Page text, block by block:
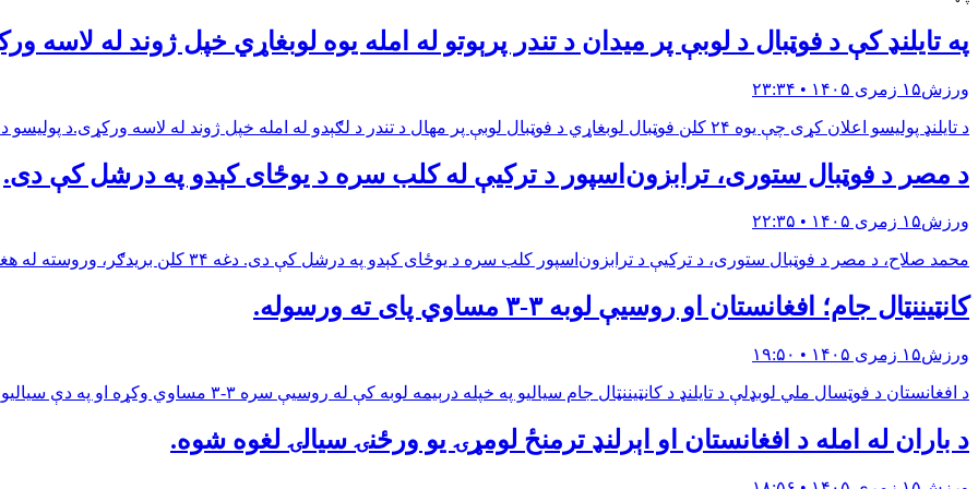
په تایلنډ کې د فوټبال د لوبې پر میدان د تندر پرېوتو له امله یوه لوبغاړي خپل ژوند له لاسه
ورزش۱۵ زمری ۱۴۰۵ • ۲۳:۳۴
د تایلنډ پولیسو اعلان کړی چې یوه ۲۴ کلن فوټبال لوبغاړي د فوټبال لوبې پر مهال د تندر د لګېدو له امله خپل ژوند له لاسه ورکړی.د پولیسو د معلوماتو له مخې، «سوفوان آوای» د سې شنبې په ور…
د مصر د فوټبال ستوری، ترابزون‌اسپور د ترکیې له کلب سره د یوځای کېدو په درشل کې دی.
ورزش۱۵ زمری ۱۴۰۵ • ۲۲:۳۵
محمد صلاح، د مصر د فوټبال ستوری، د ترکیې د ترابزون‌اسپور کلب سره د یوځای کېدو په درشل کې دی. دغه ۳۴ کلن بریدګر، وروسته له هغه چې د تېر فصل په پای کې له لیورپول څخه جلا شو، اوس د آز…
کانټیننټال جام؛ افغانستان او روسیې لوبه ۳-۳ مساوي پای ته ورسوله.
ورزش۱۵ زمری ۱۴۰۵ • ۱۹:۵۰
د افغانستان د فوټسال ملي لوبډلې د تایلنډ د کانټیننټال جام سیالیو په خپله درېیمه لوبه کې له روسیې سره ۳-۳ مساوي وکړه او په دې سیالیو کې یې خپله لومړنۍ نمره ترلاسه کړه.دا لوبه د چهار…
د باران له امله د افغانستان او اېرلنډ ترمنځ لومړۍ يو ورځنۍ سيالۍ لغوه شوه.